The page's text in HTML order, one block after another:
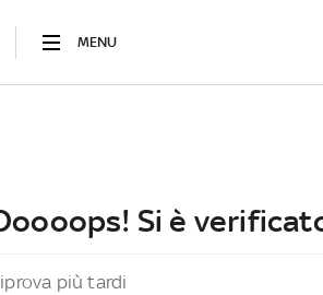
MENU
Si è
più tardi